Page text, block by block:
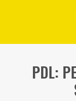
PDL: